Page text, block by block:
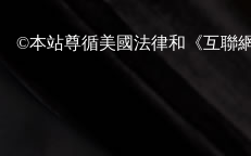
©本站尊循美國法律和《互聯